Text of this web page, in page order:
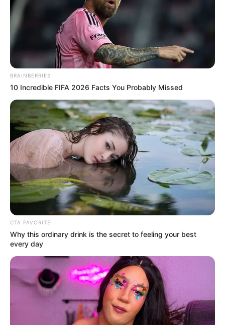
BRAINBERRIES
10 Incredible FIFA 2026 Facts You Probably Missed
CTA FAVORITE
Why this ordinary drink is the secret to feeling your best
every day